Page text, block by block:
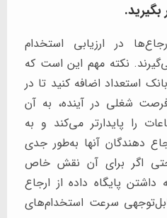
در ارزیابی استخدام
نکته مهم این است که
استعداد اضافه کنید تا در
شغلی در آینده، به آن
را پایدارتر می‌کند و به
دهندگان آنها به‌طور جدی
حتی اگر برای آن نقش خاص
پایگاه داده از ارجاع
سرعت استخدام‌های